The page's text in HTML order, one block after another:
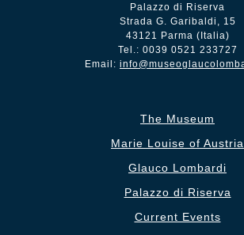
Palazzo di Riserva
Strada G. Garibaldi, 15
43121 Parma (Italia)
Tel.: 0039 0521 233727
Email:
The Museum
Marie Louise of Austria
Glauco Lombardi
Palazzo di Riserva
Current Events